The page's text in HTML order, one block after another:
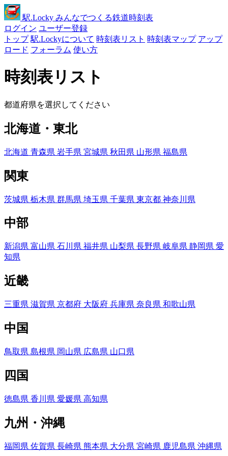
駅.Locky みんなでつくる鉄道時刻表
ログイン ユーザー登録
トップ 駅.Lockyについて 時刻表リスト 時刻表マップ アップ
ロード フォーラム 使い方
時刻表リスト
都道府県を選択してください
北海道・東北
北海道 青森県 岩手県 宮城県 秋田県 山形県 福島県
関東
茨城県 栃木県 群馬県 埼玉県 千葉県 東京都 神奈川県
中部
新潟県 富山県 石川県 福井県 山梨県 長野県 岐阜県 静岡県 愛
知県
近畿
三重県 滋賀県 京都府 大阪府 兵庫県 奈良県 和歌山県
中国
鳥取県 島根県 岡山県 広島県 山口県
四国
徳島県 香川県 愛媛県 高知県
九州・沖縄
福岡県 佐賀県 長崎県 熊本県 大分県 宮崎県 鹿児島県 沖縄県